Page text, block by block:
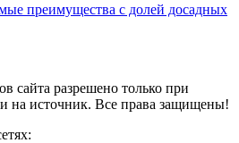
преимущества с долей досадных
сайта разрешено только при
на источник. Все права защищены!